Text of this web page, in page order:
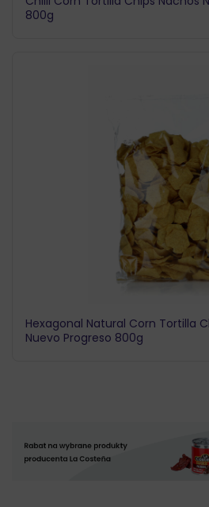
800g
Hexagonal Natural Corn Tortilla
Nuevo Progreso 800g